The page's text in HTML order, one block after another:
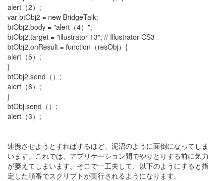
alert（2）;
var btObj2 = new BridgeTalk;
btObj2.body = "alert（4）";
btObj2.target = "illustrator-13"; // Illustrator CS3
btObj2.onResult = function（resObj）{
alert（5）;
}
btObj2.send（）;
alert（6）;
}
btObj.send（）;
alert（3）;
連携させようとすればするほど、泥沼のように面倒になってしま
います。これでは、アプリケーション間でやりとりする前に気力
が萎えてしまいます。そこで一工夫して、以下のようにすると指
定した順番でスクリプトが実行されるようになります。